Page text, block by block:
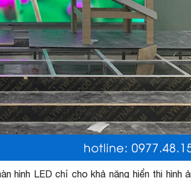
hình LED chỉ cho khả năng hiển thị hình